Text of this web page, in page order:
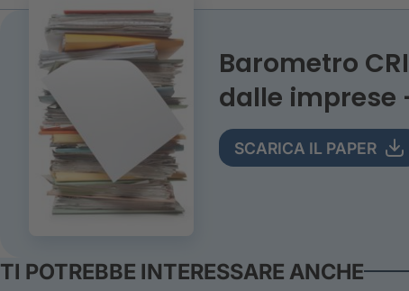
Barometro
dalle imprese
SCARICA IL PAPER
TI POTREBBE INTERESSARE ANCHE